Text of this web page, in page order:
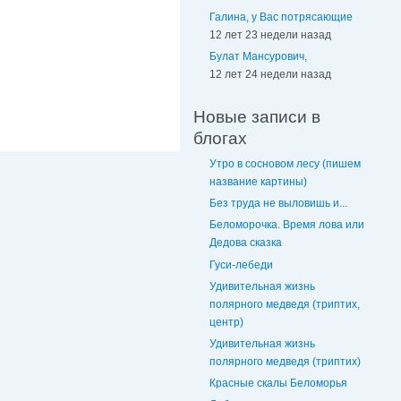
Галина, у Вас потрясающие
12 лет 23 недели назад
Булат Мансурович,
12 лет 24 недели назад
Новые записи в
блогах
Утро в сосновом лесу (пишем
название картины)
Без труда не выловишь и...
Беломорочка. Время лова или
Дедова сказка
Гуси-лебеди
Удивительная жизнь
полярного медведя (триптих,
центр)
Удивительная жизнь
полярного медведя (триптих)
Красные скалы Беломорья